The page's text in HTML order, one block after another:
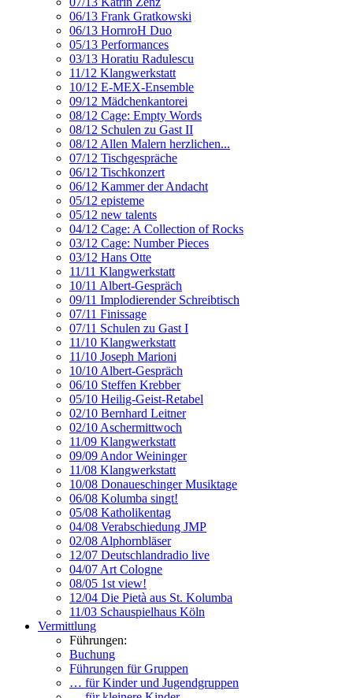
06/13 Frank Gratkowski
06/13 HornroH Duo
05/13 Performances
03/13 Horatiu Radulescu
11/12 Klangwerkstatt
10/12 E-MEX-Ensemble
09/12 Mädchenkantorei
08/12 Cage: Empty Words
08/12 Schulen zu Gast II
08/12 Allen Malern herzlichen...
07/12 Tischgespräche
06/12 Tischkonzert
06/12 Kammer der Andacht
05/12 episteme
05/12 new talents
04/12 Cage: A Collection of Rocks
03/12 Cage: Number Pieces
03/12 Hans Otte
11/11 Klangwerkstatt
10/11 Albert-Gespräch
09/11 Implodierender Schreibtisch
07/11 Finissage
07/11 Schulen zu Gast I
11/10 Klangwerkstatt
11/10 Joseph Marioni
10/10 Albert-Gespräch
06/10 Steffen Krebber
05/10 Heilig-Geist-Retabel
02/10 Bernhard Leitner
02/10 Aschermittwoch
11/09 Klangwerkstatt
09/09 Andor Weininger
11/08 Klangwerkstatt
10/08 Donaueschinger Musiktage
06/08 Kolumba singt!
05/08 Katholikentag
04/08 Verabschiedung JMP
02/08 Alphornbläser
12/07 Deutschlandradio live
04/07 Art Cologne
08/05 1st view!
12/04 Die Pietà aus St. Kolumba
11/03 Schauspielhaus Köln
Vermittlung
Führungen:
Buchung
Führungen für Gruppen
… für Kinder und Jugendgruppen